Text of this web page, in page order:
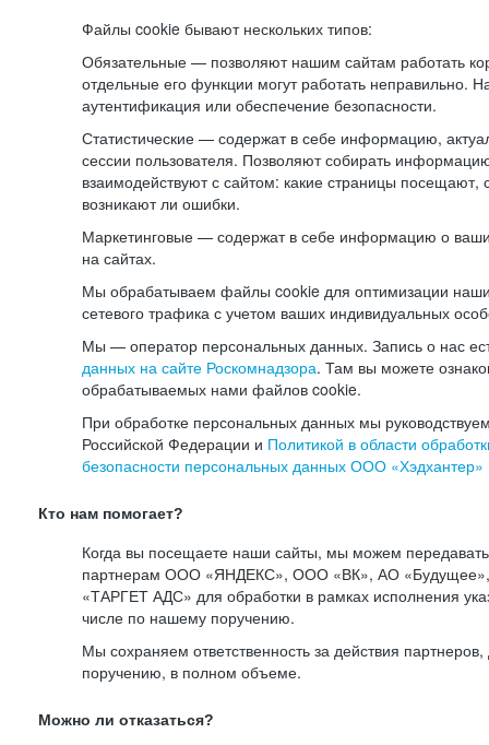
Файлы cookie бывают нескольких типов:
Обязательные — позволяют нашим сайтам работать
отдельные его функции могут работать неправильно.
аутентификация или обеспечение безопасности.
Статистические — содержат в себе информацию,
сессии пользователя. Позволяют собирать
взаимодействуют с сайтом: какие страницы посещают,
возникают ли ошибки.
Маркетинговые — содержат в себе информацию о
на сайтах.
Мы обрабатываем файлы cookie для оптимизации
сетевого трафика с учетом ваших индивидуальных
Мы — оператор персональных данных. Запись о нас
данных на сайте Роскомнадзора. Там вы можете
обрабатываемых нами файлов cookie.
При обработке персональных данных мы
Российской Федерации и Политикой в области
безопасности персональных данных ООО «Хэдхантер»
Кто нам помогает?
Когда вы посещаете наши сайты, мы можем
партнерам ООО «ЯНДЕКС», ООО «ВК», АО
«ТАРГЕТ АДС» для обработки в рамках исполнения
числе по нашему поручению.
Мы сохраняем ответственность за действия
поручению, в полном объеме.
Можно ли отказаться?